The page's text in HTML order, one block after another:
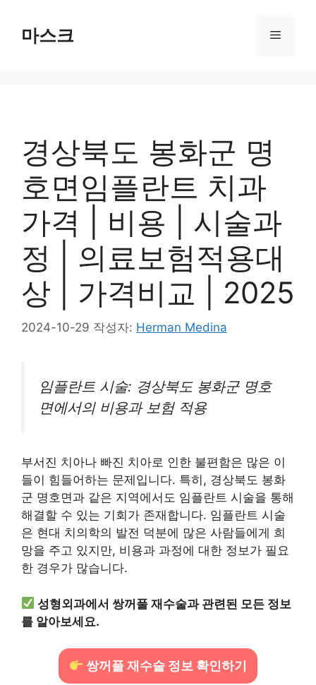
마스크 메
경상북도 봉화군 명
호면임플란트 치과
가격 | 비용 | 시술과
정 | 의료보험적용대
상 | 가격비교 | 2025
2024-10-29 작성자: Herman Medina
임플란트 시술: 경상북도 봉화군 명호
면에서의 비용과 보험 적용
부서진 치아나 빠진 치아로 인한 불편함은 많은 이
들이 힘들어하는 문제입니다. 특히, 경상북도 봉화
군 명호면과 같은 지역에서도 임플란트 시술을 통해
해결할 수 있는 기회가 존재합니다. 임플란트 시술
은 현대 치의학의 발전 덕분에 많은 사람들에게 희
망을 주고 있지만, 비용과 과정에 대한 정보가 필요
한 경우가 많습니다.
성형외과에서 쌍꺼풀 재수술과 관련된 모든 정보
를 알아보세요.
쌍꺼풀 재수술 정보 확인하기